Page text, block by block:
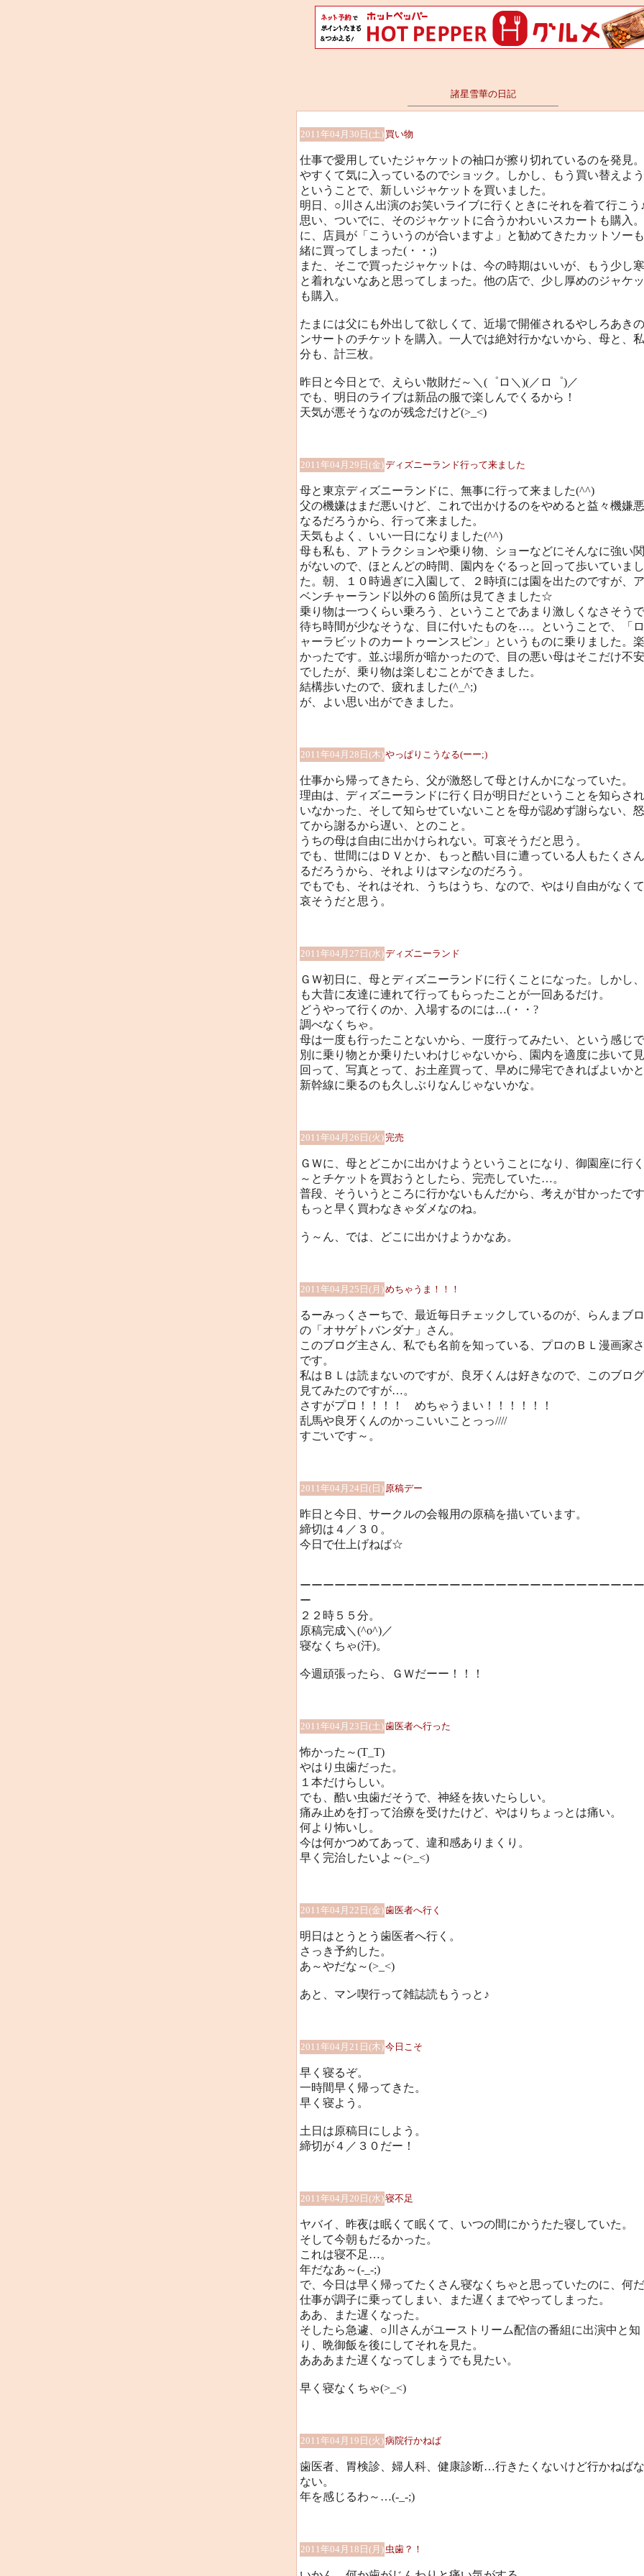
諸星雪華の日記
2011年04月30日(土) 買い物
仕事で愛用していたジャケットの袖口が擦り切れているのを発見
やすくて気に入っているのでショック。しかし、もう買い替えよう
ということで、新しいジャケットを買いました。
明日、○川さん出演のお笑いライブに行くときにそれを着て行こう
思い、ついでに、そのジャケットに合うかわいいスカートも購入
に、店員が「こういうのが合いますよ」と勧めてきたカットソー
緒に買ってしまった(・・;)
また、そこで買ったジャケットは、今の時期はいいが、もう少し
と着れないなあと思ってしまった。他の店で、少し厚めのジャケッ
も購入。
たまには父にも外出して欲しくて、近場で開催されるやしろあき
ンサートのチケットを購入。一人では絶対行かないから、母と、
分も、計三枚。
昨日と今日とで、えらい散財だ～＼(゜ロ＼)(／ロ゜)／
でも、明日のライブは新品の服で楽しんでくるから！
天気が悪そうなのが残念だけど(>_<)
2011年04月29日(金)ディズニーランド行って来ました
母と東京ディズニーランドに、無事に行って来ました(^^)
父の機嫌はまだ悪いけど、これで出かけるのをやめると益々機嫌悪
なるだろうから、行って来ました。
天気もよく、いい一日になりました(^^)
母も私も、アトラクションや乗り物、ショーなどにそんなに強い
がないので、ほとんどの時間、園内をぐるっと回って歩いていまし
た。朝、１０時過ぎに入園して、２時頃には園を出たのですが、
ベンチャーランド以外の６箇所は見てきました☆
乗り物は一つくらい乗ろう、ということであまり激しくなさそうで
待ち時間が少なそうな、目に付いたものを…。ということで、「
ャーラビットのカートゥーンスピン」というものに乗りました。
かったです。並ぶ場所が暗かったので、目の悪い母はそこだけ不
でしたが、乗り物は楽しむことができました。
結構歩いたので、疲れました(^_^;)
が、よい思い出ができました。
2011年04月28日(木)やっぱりこうなる(ーー;)
仕事から帰ってきたら、父が激怒して母とけんかになっていた。
理由は、ディズニーランドに行く日が明日だということを知らさ
いなかった、そして知らせていないことを母が認めず謝らない、
てから謝るから遅い、とのこと。
うちの母は自由に出かけられない。可哀そうだと思う。
でも、世間にはＤＶとか、もっと酷い目に遭っている人もたくさ
るだろうから、それよりはマシなのだろう。
でもでも、それはそれ、うちはうち、なので、やはり自由がなく
哀そうだと思う。
2011年04月27日(水)ディズニーランド
ＧＷ初日に、母とディズニーランドに行くことになった。しかし
も大昔に友達に連れて行ってもらったことが一回あるだけ。
どうやって行くのか、入場するのには…(・・?
調べなくちゃ。
母は一度も行ったことないから、一度行ってみたい、という感じで
別に乗り物とか乗りたいわけじゃないから、園内を適度に歩いて
回って、写真とって、お土産買って、早めに帰宅できればよいかと
新幹線に乗るのも久しぶりなんじゃないかな。
2011年04月26日(火)完売
ＧＷに、母とどこかに出かけようということになり、御園座に行
～とチケットを買おうとしたら、完売していた…。
普段、そういうところに行かないもんだから、考えが甘かったです
もっと早く買わなきゃダメなのね。
う～ん、では、どこに出かけようかなあ。
2011年04月25日(月)めちゃうま！！！
るーみっくさーちで、最近毎日チェックしているのが、らんまブ
の「オサゲトバンダナ」さん。
このブログ主さん、私でも名前を知っている、プロのＢＬ漫画家
です。
私はＢＬは読まないのですが、良牙くんは好きなので、このブロ
見てみたのですが…。
さすがプロ！！！！ めちゃうまい！！！！！！
乱馬や良牙くんのかっこいいことっっ////
すごいです～。
2011年04月24日(日) 原稿デー
昨日と今日、サークルの会報用の原稿を描いています。
締切は４／３０。
今日で仕上げねば☆
ーーーーーーーーーーーーーーーーーーーーーーーーーーーーー
ー
２２時５５分。
原稿完成＼(^o^)／
寝なくちゃ(汗)。
今週頑張ったら、ＧＷだーー！！！
2011年04月23日(土)歯医者へ行った
怖かった～(T_T)
やはり虫歯だった。
１本だけらしい。
でも、酷い虫歯だそうで、神経を抜いたらしい。
痛み止めを打って治療を受けたけど、やはりちょっとは痛い。
何より怖いし。
今は何かつめてあって、違和感ありまくり。
早く完治したいよ～(>_<)
2011年04月22日(金)歯医者へ行く
明日はとうとう歯医者へ行く。
さっき予約した。
あ～やだな～(>_<)
あと、マン喫行って雑誌読もうっと♪
2011年04月21日(木)今日こそ
早く寝るぞ。
一時間早く帰ってきた。
早く寝よう。
土日は原稿日にしよう。
締切が４／３０だー！
2011年04月20日(水)寝不足
ヤバイ、昨夜は眠くて眠くて、いつの間にかうたた寝していた。
そして今朝もだるかった。
これは寝不足…。
年だなあ～(-_-;)
で、今日は早く帰ってたくさん寝なくちゃと思っていたのに、何
仕事が調子に乗ってしまい、また遅くまでやってしまった。
ああ、また遅くなった。
そしたら急遽、○川さんがユーストリーム配信の番組に出演中と知
り、晩御飯を後にしてそれを見た。
あああまた遅くなってしまうでも見たい。
早く寝なくちゃ(>_<)
2011年04月19日(火)病院行かねば
歯医者、胃検診、婦人科、健康診断…行きたくないけど行かねば
ない。
年を感じるわ～…(-_-;)
2011年04月18日(月) 虫歯？！